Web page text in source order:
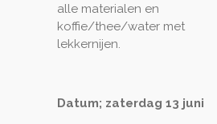
alle materialen en
koffie/thee/water met
lekkernijen.
Datum; zaterdag 13 juni